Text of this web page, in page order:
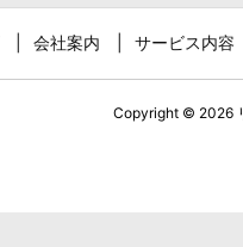
会社案内 サービス内容
Copyright © 2026